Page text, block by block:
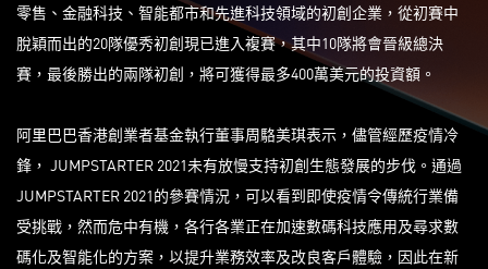
零售、金融科技、智能都市和先進科技領域的初創企業，從初賽中
脫穎而出的20隊優秀初創現已進入複賽，其中10隊將會晉級總決
賽，最後勝出的兩隊初創，將可獲得最多400萬美元的投資額。
阿里巴巴香港創業者基金執行董事周駱美琪表示，儘管經歷疫情冷
鋒， JUMPSTARTER 2021未有放慢支持初創生態發展的步伐。通過
JUMPSTARTER 2021的參賽情況，可以看到即使疫情令傳統行業備
受挑戰，然而危中有機，各行各業正在加速數碼科技應用及尋求數
碼化及智能化的方案，以提升業務效率及改良客戶體驗，因此在新